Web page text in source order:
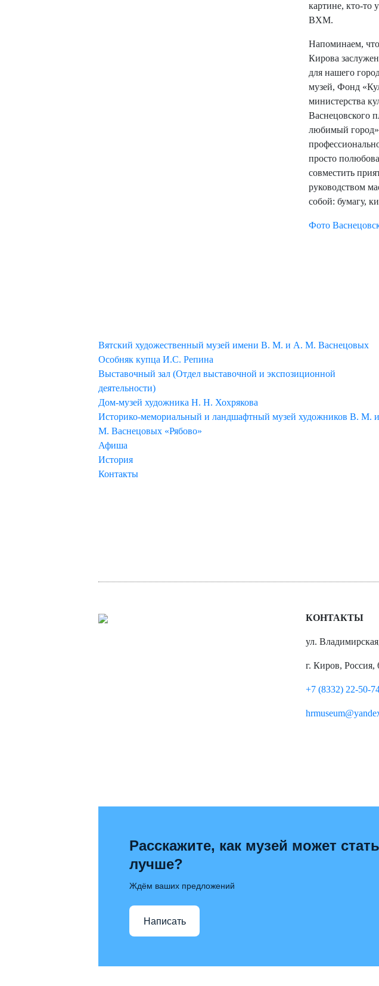
картине, кто-то
ВХМ.
Напоминаем, что
Кирова
для нашего
музей, Фонд
министерства
Васнецовского
любимый город»
просто
совместить
руководством
собой: бумагу,
Фото
Вятский художественный музей имени В. М. и А. М. Васнецовых
Особняк купца И.С. Репина
Выставочный зал (Отдел выставочной и экспозиционной
деятельности)
Дом-музей художника Н. Н. Хохрякова
Историко-мемориальный и ландшафтный музей художников В. М.
М. Васнецовых «Рябово»
Афиша
История
Контакты
КОНТАКТЫ
ул.
г. Киров, Россия,
+7 (8332) 22-50-
Расскажите, как музей может стать
лучше?
Ждём ваших предложений
Написать